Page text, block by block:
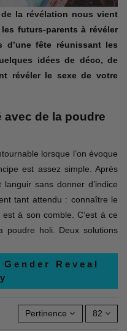
la révélation nous vient
futurs-parents à révéler
fête réunissant les
idées de déco, de
révéler le sexe de votre
avec de la poudre
lorsque l’on évoque
est assez simple. Après
sans donner d’indice
tant attendu : connaître le
à son comble. C’est à ce
poudre holi. Deux solutions
Reveal
Pertinence 82